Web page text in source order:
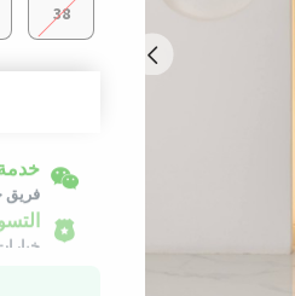
38
سيتم
يمكن
فريق